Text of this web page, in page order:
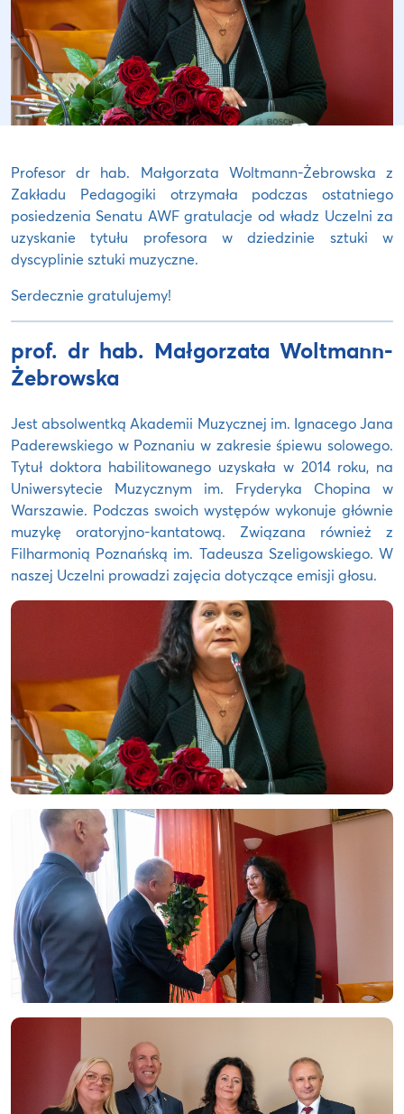
Profesor dr hab. Małgorzata Woltmann-Żebrowska z
Zakładu Pedagogiki otrzymała podczas ostatniego
posiedzenia Senatu AWF gratulacje od władz Uczelni za
uzyskanie tytułu profesora w dziedzinie sztuki w
dyscyplinie sztuki muzyczne.
Serdecznie gratulujemy!
prof. dr hab. Małgorzata Woltmann-
Żebrowska
Jest absolwentką Akademii Muzycznej im. Ignacego Jana
Paderewskiego w Poznaniu w zakresie śpiewu solowego.
Tytuł doktora habilitowanego uzyskała w 2014 roku, na
Uniwersytecie Muzycznym im. Fryderyka Chopina w
Warszawie. Podczas swoich występów wykonuje głównie
muzykę oratoryjno-kantatową. Związana również z
Filharmonią Poznańską im. Tadeusza Szeligowskiego. W
naszej Uczelni prowadzi zajęcia dotyczące emisji głosu.